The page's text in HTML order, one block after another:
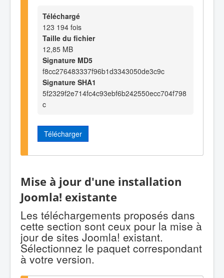
Téléchargé
123 194 fois
Taille du fichier
12,85 MB
Signature MD5
f8cc276483337f96b1d3343050de3c9c
Signature SHA1
5f2329f2e714fc4c93ebf6b242550ecc704f798
c
Télécharger
Mise à jour d'une installation
Joomla! existante
Les téléchargements proposés dans
cette section sont ceux pour la mise à
jour de sites Joomla! existant.
Sélectionnez le paquet correspondant
à votre version.